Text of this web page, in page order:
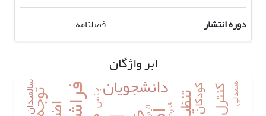
دوره انتشار
فصلنامه
ابر واژگان
دانشجویان کودکان جنس همدلی سالمندان قدرت